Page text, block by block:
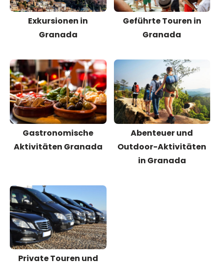
Exkursionen in
Granada
Geführte Touren in
Granada
Gastronomische
Aktivitäten Granada
Abenteuer und
Outdoor-Aktivitäten
in Granada
Private Touren und